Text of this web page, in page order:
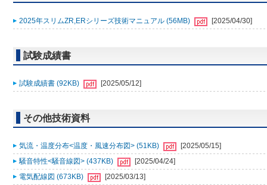
2025年スリムZR,ERシリーズ技術マニュアル (56MB) [2025/04/30]
試験成績書
試験成績書 (92KB) [2025/05/12]
その他技術資料
気流・温度分布<温度・風速分布図> (51KB)
[2025/05/15]
騒音特性<騒音線図> (437KB)
[2025/04/24]
電気配線図 (673KB)
[2025/03/13]